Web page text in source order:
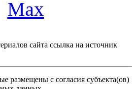
сайта ссылка на источник
размещены с согласия субъекта(ов)